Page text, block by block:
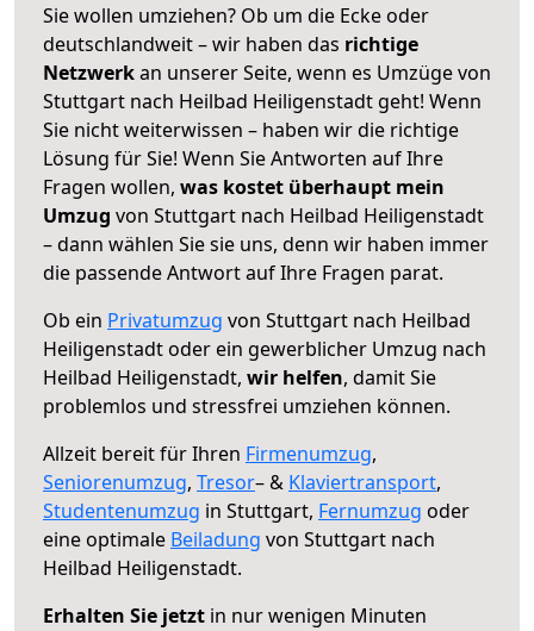
Sie wollen umziehen? Ob um die Ecke oder
deutschlandweit – wir haben das richtige
Netzwerkan unserer Seite, wenn es Umzüge von
Stuttgart nach Heilbad Heiligenstadt geht! Wenn
Sie nicht weiterwissen – haben wir die richtige
Lösung für Sie! Wenn Sie Antworten auf Ihre
Fragen wollen, was kostet überhaupt mein
Umzug von Stuttgart nach Heilbad Heiligenstadt
– dann wählen Sie sie uns, denn wir haben immer
die passende Antwort auf Ihre Fragen parat.
Ob ein Privatumzug von Stuttgart nach Heilbad
Heiligenstadt oder ein gewerblicher Umzug nach
Heilbad Heiligenstadt, wir helfen, damit Sie
problemlos und stressfrei umziehen können.
Allzeit bereit für Ihren Firmenumzug,
Seniorenumzug, Tresor– & Klaviertransport,
Studentenumzug in Stuttgart, Fernumzug oder
eine optimale Beiladung von Stuttgart nach
Heilbad Heiligenstadt.
Erhalten Sie jetzt in nur wenigen Minuten